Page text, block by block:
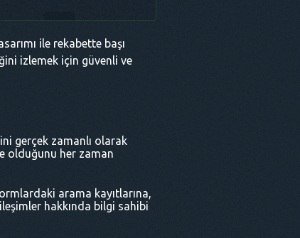
ile rekabette başı
izlemek için güvenli ve
gerçek zamanlı olarak
olduğunu her zaman
arama kayıtlarına,
hakkında bilgi sahibi